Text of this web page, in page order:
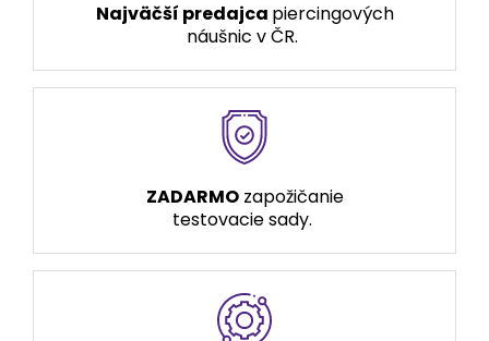
Najväčší predajca piercingových
náušnic v ČR.
ZADARMOzapožičanie
testovacie sady.